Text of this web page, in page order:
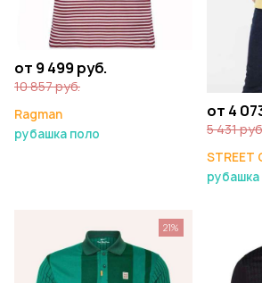
от 9 499 руб.
10 857 руб.
Ragman
рубашка поло
от 4
5 431
STREET
рубашка
21%